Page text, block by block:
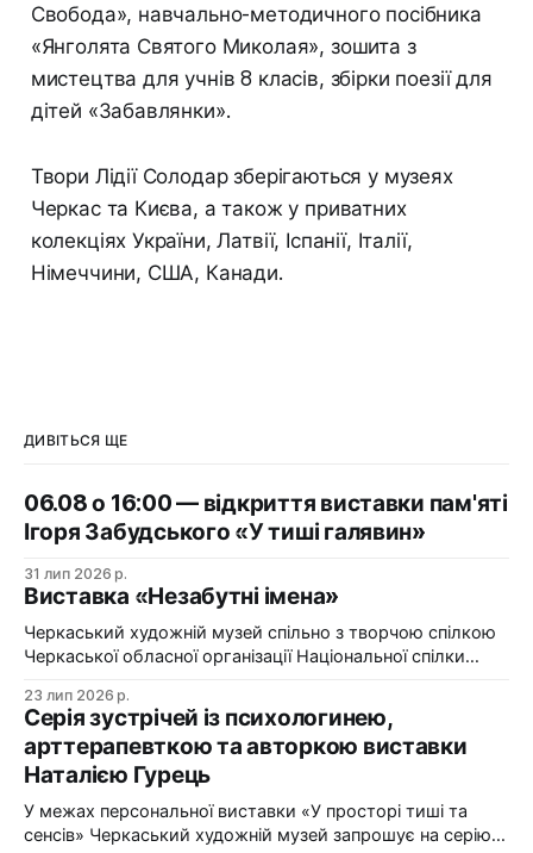
Свобода», навчально-методичного посібника
«Янголята Святого Миколая», зошита з
мистецтва для учнів 8 класів, збірки поезії для
дітей «Забавлянки».
Твори Лідії Солодар зберігаються у музеях
Черкас та Києва, а також у приватних
колекціях України, Латвії, Іспанії, Італії,
Німеччини, США, Канади.
ДИВІТЬСЯ ЩЕ
06.08 о 16:00 — відкриття виставки пам'яті
Ігоря Забудського «У тиші галявин»
31 лип 2026 р.
Виставка «Незабутні імена»
Черкаський художній музей спільно з творчою спілкою
Черкаської обласної організації Національної спілки
імена». Виставка «Незабутні імена» — це мистецька
подорож у творчий спадок художників Черкащини, чий
життєвий шлях вже завершилися, але їх талант і
сьогодні продовжує промовляти до глядача мовою
образів, кольору та форми. До огляду
23 лип 2026 р.
Серія зустрічей із психологинею,
арттерапевткою та авторкою виставки
Наталією Гурець
У межах персональної виставки «У просторі тиші та
сенсів» Черкаський художній музей запрошує на серію